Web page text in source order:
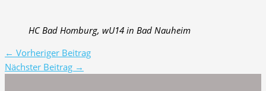
HC Bad Homburg, wU14 in Bad Nauheim
← Vorheriger Beitrag
Nächster Beitrag →